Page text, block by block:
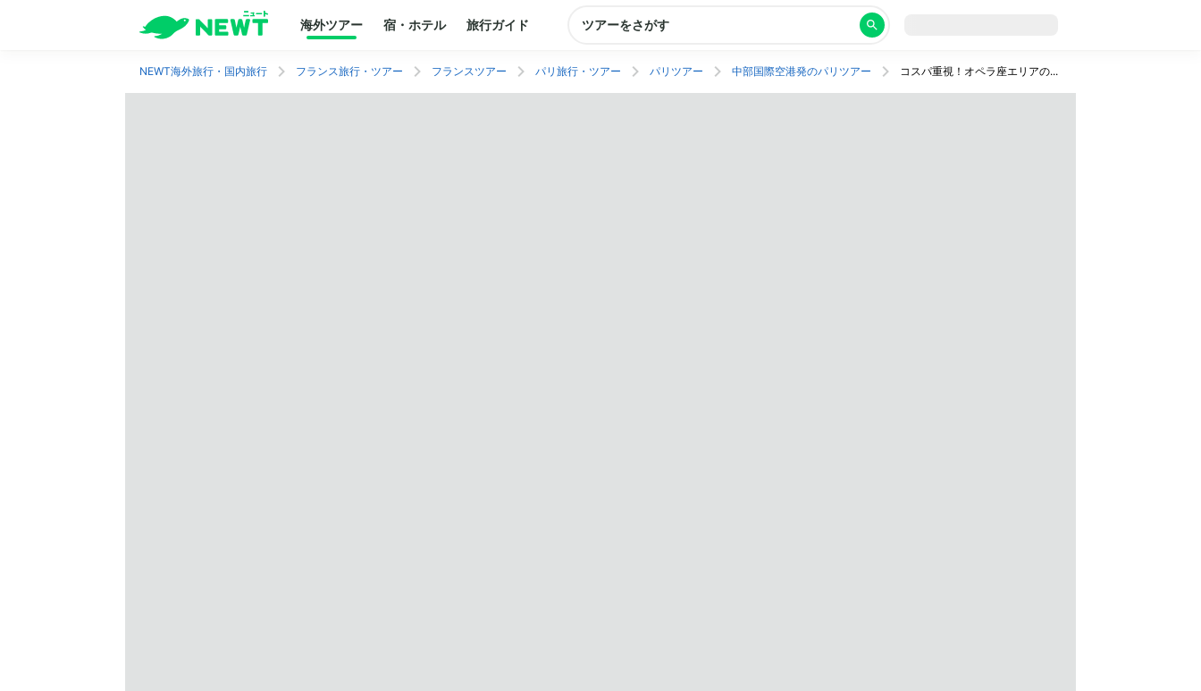
海外ツアー 宿・ホテル 旅行ガイド ツアーをさがす
NEWT海外旅行・国内旅行 フランス旅行・ツアー フランスツアー パリ旅行・ツアー パリツアー 中部国際空港発のパリツアー コスパ重視！オペラ座エリアのおまかせ3つ星ホテルにステイ